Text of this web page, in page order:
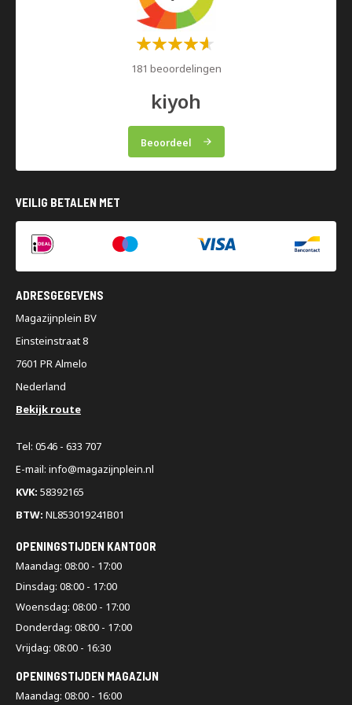
Waardering:
181 beoordelingen
kiyoh
Beoordeel
VEILIG BETALEN MET
ADRESGEGEVENS
Magazijnplein BV
Einsteinstraat 8
7601 PR Almelo
Nederland
Bekijk route
Tel: 0546 - 633 707
E-mail: info@magazijnplein.nl
KVK: 58392165
BTW: NL853019241B01
OPENINGSTIJDEN KANTOOR
Maandag: 08:00 - 17:00
Dinsdag: 08:00 - 17:00
Woensdag: 08:00 - 17:00
Donderdag: 08:00 - 17:00
Vrijdag: 08:00 - 16:30
OPENINGSTIJDEN MAGAZIJN
Maandag: 08:00 - 16:00